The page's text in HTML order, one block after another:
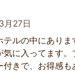
月27日
ルの中にありま
気に入ってます
付きで、お得感